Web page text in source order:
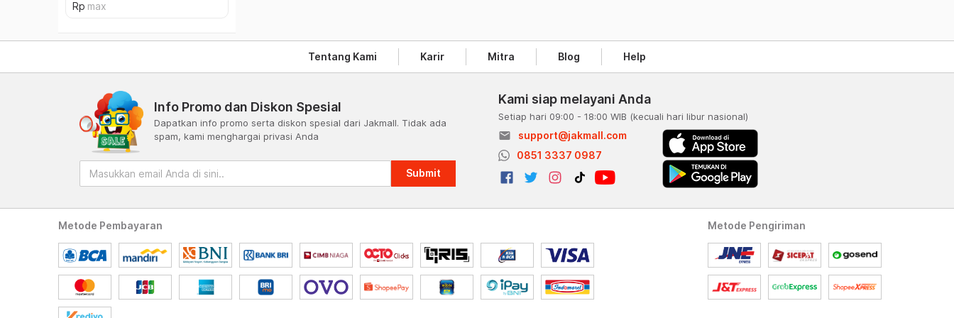
Tentang Kami Karir Mitra Blog Help
Info Promo dan Diskon Spesial
Dapatkan info promo serta diskon spesial dari Jakmall. Tidak ada
spam, kami menghargai privasi Anda
Submit
Kami siap melayani Anda
Setiap hari 09:00 - 18:00 WIB (kecuali hari libur nasional)
email
support@jakmall.com
0851 3337 0987
Metode Pembayaran Metode Pengiriman